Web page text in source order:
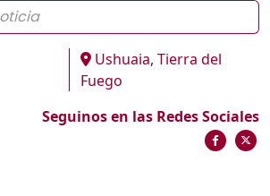
Ushuaia, Tierra del
Fuego
Seguinos en las Redes Sociales